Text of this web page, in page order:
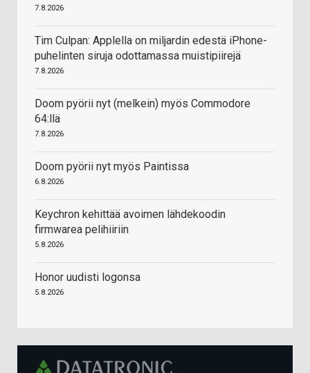
7.8.2026
Tim Culpan: Applella on miljardin edestä iPhone-
puhelinten siruja odottamassa muistipiirejä
7.8.2026
Doom pyörii nyt (melkein) myös Commodore
64:llä
7.8.2026
Doom pyörii nyt myös Paintissa
6.8.2026
Keychron kehittää avoimen lähdekoodin
firmwarea pelihiiriin
5.8.2026
Honor uudisti logonsa
5.8.2026